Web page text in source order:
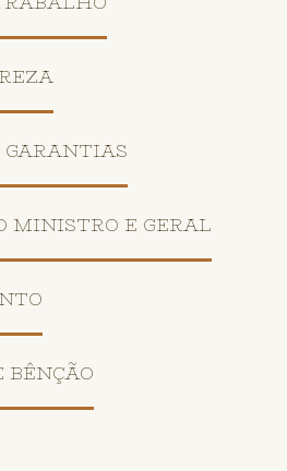
MINISTRO E GERAL
BÊNÇÃO